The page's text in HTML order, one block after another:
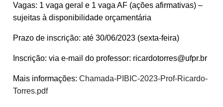
Vagas: 1 vaga geral e 1 vaga AF (ações afirmativas) –
sujeitas à disponibilidade orçamentária
Prazo de inscrição: até 30/06/2023 (sexta-feira)
Inscrição: via e-mail do professor: ricardotorres@ufpr.br
Mais informações: Chamada-PIBIC-2023-Prof-Ricardo-
Torres.pdf